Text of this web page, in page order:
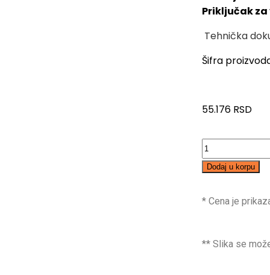
Priključak za
Tehnička
Šifra
55.176 RSD
Dodaj u korpu
* Cena je
** Slika se